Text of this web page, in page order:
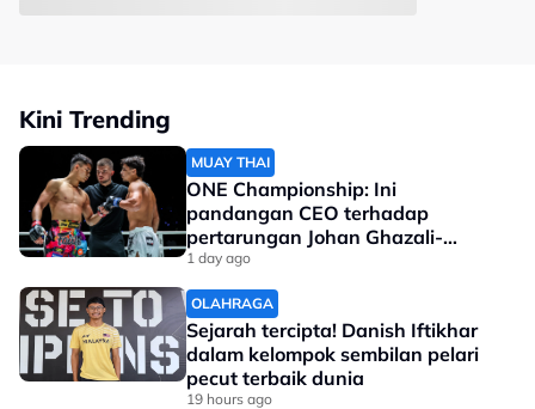
Kini Trending
MUAY THAI
ONE Championship: Ini
pandangan CEO terhadap
pertarungan Johan Ghazali-
Ramadan Ondash
1 day ago
OLAHRAGA
Sejarah tercipta! Danish Iftikhar
dalam kelompok sembilan pelari
pecut terbaik dunia
19 hours ago